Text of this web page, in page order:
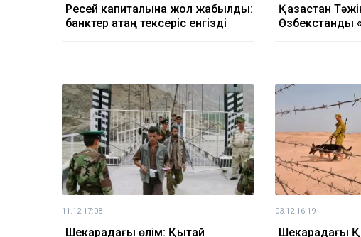
Ресей капиталына жол жабылды:
банктер қатаң тексеріс енгізді
Қазақстан
Өзбекстанды
11.12 17:08
Шекарадағы өлім: Қытай
03.12 16:19
Шекарадағы